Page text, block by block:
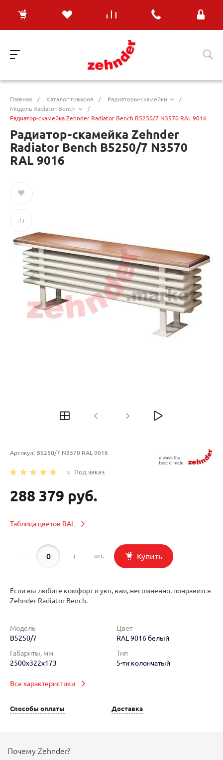
Главная / Каталог товаров / Радиаторы-скамейки
/
Модель Radiator Bench
/
Радиатор-скамейка Zehnder Radiator Bench B5250/7 N3570 RAL 9016
Радиатор-скамейка Zehnder
Radiator Bench B5250/7 N3570
RAL 9016
Артикул: B5250/7 N3570 RAL 9016
Под заказ
288 379 руб.
Таблица цветов RAL
- + шт. Купить
Если вы любите комфорт и уют, вам, несомненно, понравится
Zehnder Radiator Bench.
Модель
B5250/7
Цвет
RAL 9016 белый
Габариты, мм
2500x322x173
Тип
5-ти колончатый
Все характеристики
Способы оплаты Доставка
Почему Zehnder?